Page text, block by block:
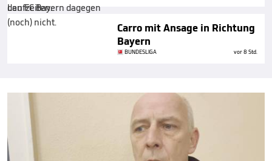
Carro mit Ansage in Richtung
Bayern
BUNDESLIGA vor 8 Std.